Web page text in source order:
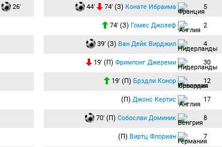
26′ 44′ 74′ (З) Конате Ибраима 5
74′ (З) Гомес Джозеф 2
39′ (З) Ван Дейк Вирджил 4
19′ (П) Фримпонг Джереми 30
19′ (П) Брэдли Конор 12
(П) Джонс Кертис 17
70′ (П) Собослаи Доминик 8
(П) Виртц Флориан 7